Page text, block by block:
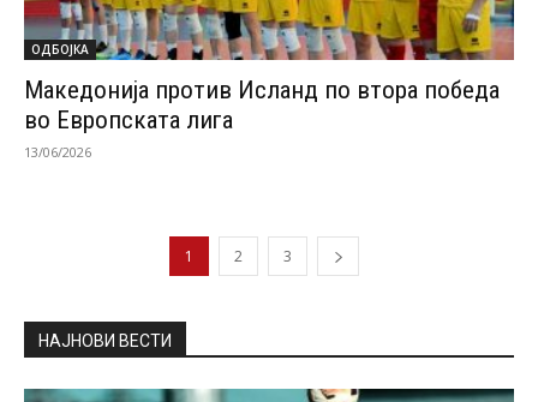
ОДБОЈКА
Македонија против Исланд по втора победа
во Европската лига
13/06/2026
1 2 3
НАЈНОВИ ВЕСТИ